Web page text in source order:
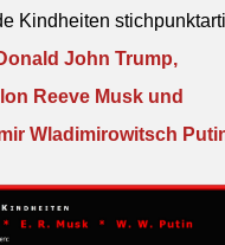
Kindheiten
John Trump,
Reeve Musk und
Wladimirowitsch